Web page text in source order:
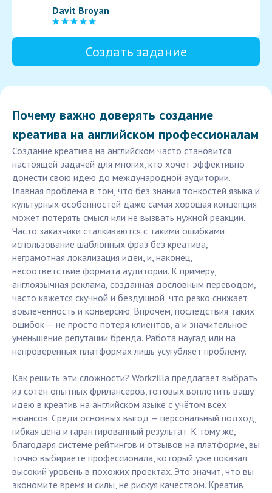
Davit Broyan
Создать задание
Почему важно доверять создание
креатива на английском профессионалам
Создание креатива на английском часто становится
настоящей задачей для многих, кто хочет эффективно
донести свою идею до международной аудитории.
Главная проблема в том, что без знания тонкостей языка и
культурных особенностей даже самая хорошая концепция
может потерять смысл или не вызвать нужной реакции.
Часто заказчики сталкиваются с такими ошибками:
использование шаблонных фраз без креатива,
неграмотная локализация идеи, и, наконец,
несоответствие формата аудитории. К примеру,
англоязычная реклама, созданная дословным переводом,
часто кажется скучной и бездушной, что резко снижает
вовлечённость и конверсию. Впрочем, последствия таких
ошибок — не просто потеря клиентов, а и значительное
уменьшение репутации бренда. Работа наугад или на
непроверенных платформах лишь усугубляет проблему.
Как решить эти сложности? Workzilla предлагает выбрать
из сотен опытных фрилансеров, готовых воплотить вашу
идею в креатив на английском языке с учётом всех
нюансов. Среди основных выгод — персональный подход,
гибкая цена и гарантированный результат. К тому же,
благодаря системе рейтингов и отзывов на платформе, вы
точно выбираете профессионала, который уже показал
высокий уровень в похожих проектах. Это значит, что вы
экономите время и силы, не рискуя качеством. Креатив,